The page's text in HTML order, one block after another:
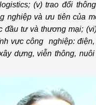
(v) trao đổi
nghiệp và ưu tiên của
đầu tư và thương mại;
vực công nghiệp: điện,
dựng, viễn thông,